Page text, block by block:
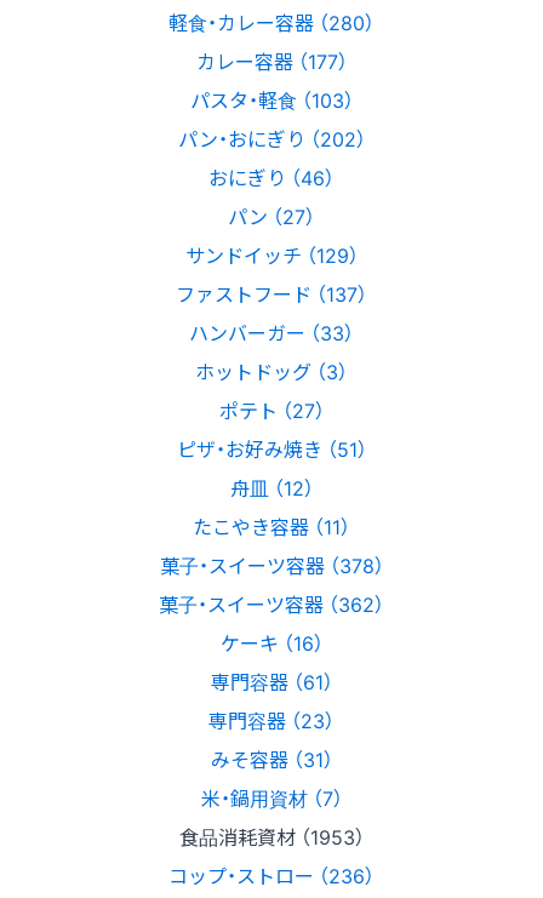
軽食・カレー容器 （280）
カレー容器 （177）
パスタ・軽食 （103）
パン・おにぎり （202）
おにぎり （46）
パン （27）
サンドイッチ （129）
ファストフード （137）
ハンバーガー （33）
ホットドッグ （3）
ポテト （27）
ピザ・お好み焼き （51）
舟皿 （12）
たこやき容器 （11）
菓子・スイーツ容器 （378）
菓子・スイーツ容器 （362）
ケーキ （16）
専門容器 （61）
専門容器 （23）
みそ容器 （31）
米・鍋用資材 （7）
食品消耗資材 （1953）
コップ・ストロー （236）